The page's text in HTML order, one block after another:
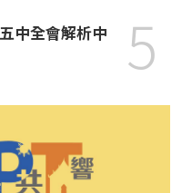
5